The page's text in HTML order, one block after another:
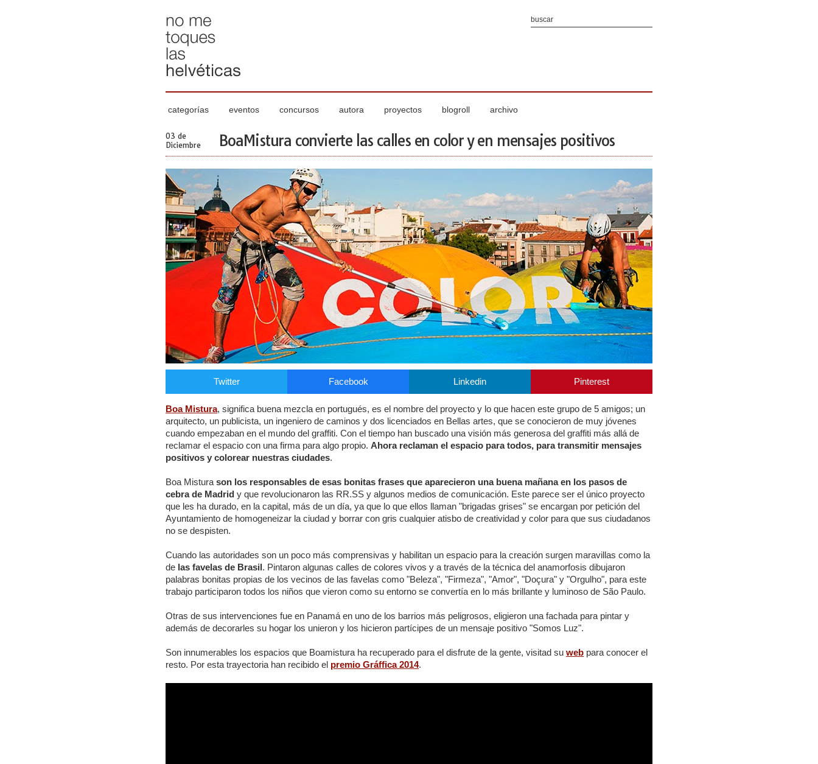
categorías eventos concursos autora proyectos blogroll archivo
03 de
Diciembre
BoaMistura convierte las calles en color y en mensajes positivos
Twitter Facebook Linkedin Pinterest
Boa Mistura, significa buena mezcla en portugués, es el nombre del proyecto y lo que hacen este grupo de 5 amigos; un
arquitecto, un publicista, un ingeniero de caminos y dos licenciados en Bellas artes, que se conocieron de muy jóvenes
cuando empezaban en el mundo del graffiti. Con el tiempo han buscado una visión más generosa del graffiti más allá de
reclamar el espacio con una firma para algo propio. Ahora reclaman el espacio para todos, para transmitir mensajes
positivos y colorear nuestras ciudades.
Boa Mistura son los responsables de esas bonitas frases que aparecieron una buena mañana en los pasos de
cebra de Madrid y que revolucionaron las RR.SS y algunos medios de comunicación. Este parece ser el único proyecto
que les ha durado, en la capital, más de un día, ya que lo que ellos llaman "brigadas grises" se encargan por petición del
Ayuntamiento de homogeneizar la ciudad y borrar con gris cualquier atisbo de creatividad y color para que sus ciudadanos
no se despisten.
Cuando las autoridades son un poco más comprensivas y habilitan un espacio para la creación surgen maravillas como la
de las favelas de Brasil. Pintaron algunas calles de colores vivos y a través de la técnica del anamorfosis dibujaron
palabras bonitas propias de los vecinos de las favelas como "Beleza", "Firmeza", "Amor", "Doçura" y "Orgulho", para este
trabajo participaron todos los niños que vieron como su entorno se convertía en lo más brillante y luminoso de São Paulo.
Otras de sus intervenciones fue en Panamá en uno de los barrios más peligrosos, eligieron una fachada para pintar y
además de decorarles su hogar los unieron y los hicieron partícipes de un mensaje positivo "Somos Luz".
Son innumerables los espacios que Boamistura ha recuperado para el disfrute de la gente, visitad su web para conocer el
resto. Por esta trayectoria han recibido el premio Gráffica 2014.